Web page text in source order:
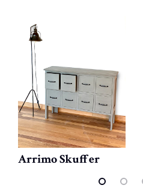
Arrimo Skuffer